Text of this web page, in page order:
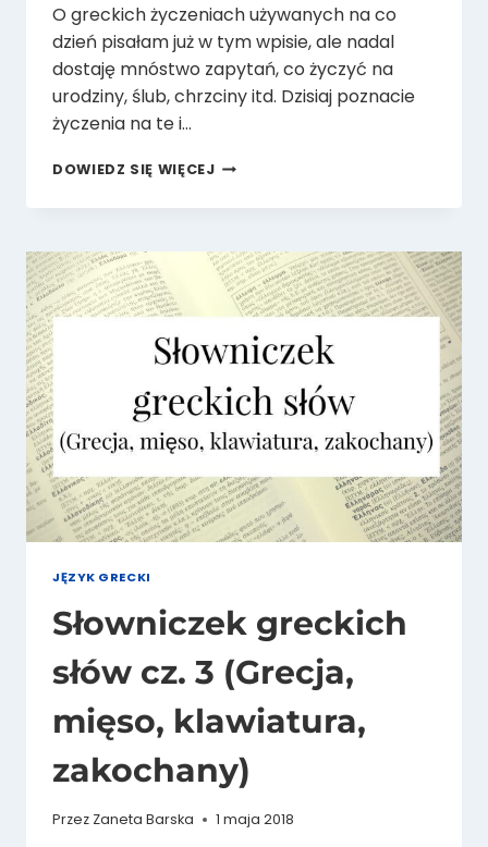
O greckich życzeniach używanych na co
dzień pisałam już w tym wpisie, ale nadal
dostaję mnóstwo zapytań, co życzyć na
urodziny, ślub, chrzciny itd. Dzisiaj poznacie
życzenia na te i…
DOWIEDZ SIĘ WIĘCEJGRECKIE
NA
I
INNE
OKAZJE
JĘZYK GRECKI
Słowniczek greckich
słów cz. 3 (Grecja,
mięso, klawiatura,
zakochany)
Przez Zaneta Barska 1 maja 2018